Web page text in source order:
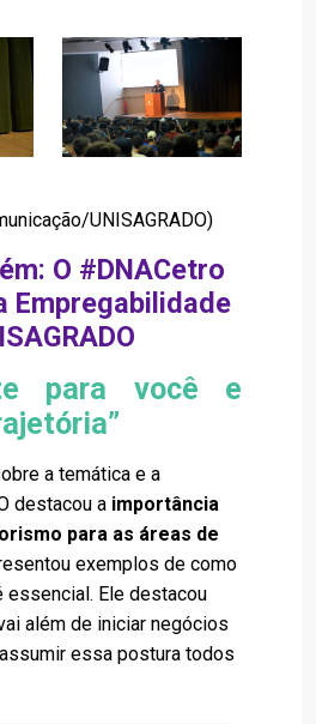
UNISAGRADO)
O #DNACetro
Empregabilidade
para você e
a temática e a
destacou a importância
para as áreas de
exemplos de como
essencial. Ele destacou
além de iniciar negócios
essa postura todos